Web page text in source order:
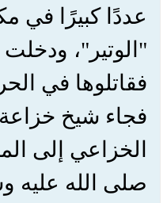
عددًا كبيرًا في
"الوتير"،
فقاتلوها في
فجاء شيخ
الخزاعي إلى
صلى الله عليه